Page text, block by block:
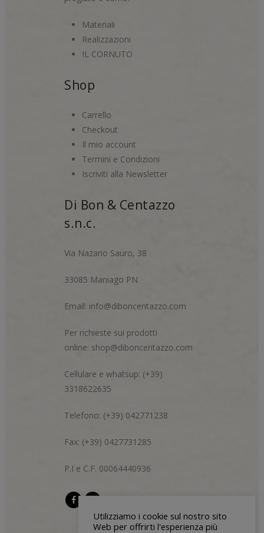
Materiali
Realizzazioni
IL CORNUTO
Shop
Carrello
Checkout
Il mio account
Termini e Condizioni
Iscriviti alla Newsletter
Di Bon & Centazzo
s.n.c.
Via Nazario Sauro, 38
33085 Maniago PN
Email: info@diboncentazzo.com
Per richieste sui prodotti
online: shop@diboncentazzo.com
Cellulare e whatsup: (+39)
3318622635
Telefono: (+39) 042771238
Fax: (+39) 0427731285
P.I e C.F. 00064440936
Utilizziamo i cookie sul nostro sito
Web per offrirti l'esperienza più